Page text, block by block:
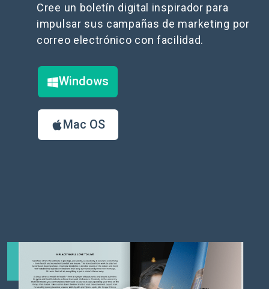
Cree un boletín digital inspirador para
impulsar sus campañas de marketing por
correo electrónico con facilidad.
Windows
Mac OS